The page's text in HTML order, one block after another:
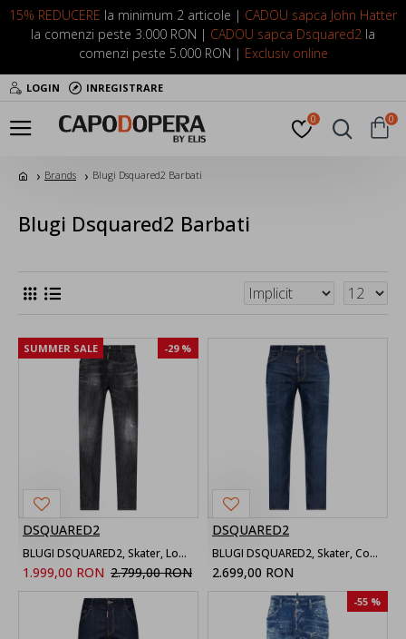
15% REDUCERE la minimum 2 articole | CADOU sapca John Hatter
la comenzi peste 3.000 RON | CADOU sapca Dsquared2 la
comenzi peste 5.000 RON | Exclusiv online
LOGIN INREGISTRARE
0 0
Brands Blugi Dsquared2 Barbati
Blugi Dsquared2 Barbati
SUMMER SALE -29 %
DSQUARED2
BLUGI DSQUARED2, Skater, Logo Patch, Whiskering Effect, Black
1.999,00 RON 2.799,00 RON
DSQUARED2
BLUGI DSQUARED2, Skater, Contrast Stitching, Indigo Blue
2.699,00 RON
-55 %